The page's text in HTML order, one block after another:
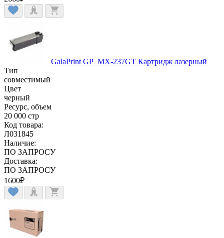
GalaPrint GP_MX-237GT Картридж лазерный
Тип
совместимый
Цвет
черный
Ресурс, объем
20 000 стр
Код товара:
Л031845
Наличие:
ПО ЗАПРОСУ
Доставка:
ПО ЗАПРОСУ
1600₽